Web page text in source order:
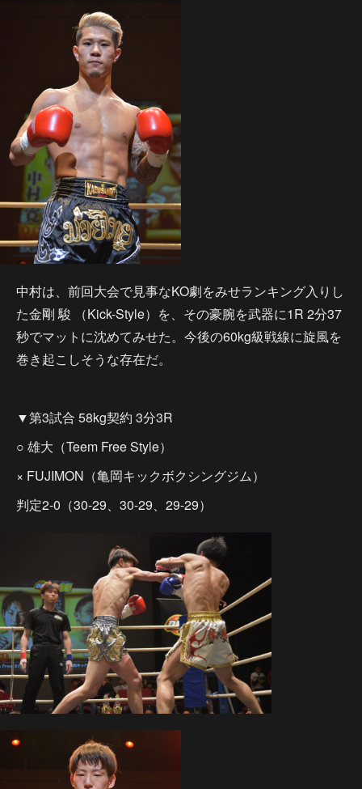
中村は、前回大会で見事なKO劇をみせランキング入りし
た金剛 駿 （Kick-Style）を、その豪腕を武器に1R 2分37
秒でマットに沈めてみせた。今後の60kg級戦線に旋風を
巻き起こしそうな存在だ。
▼第3試合 58kg契約 3分3R
○ 雄大（Teem Free Style）
× FUJIMON（亀岡キックボクシングジム）
判定2-0（30-29、30-29、29-29）